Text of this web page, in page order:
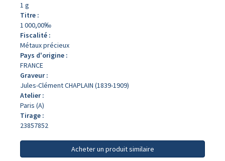
1 g
Titre :
1 000,00‰
Fiscalité :
Métaux précieux
Pays d'origine :
FRANCE
Graveur :
Jules-Clément CHAPLAIN (1839-1909)
Atelier :
Paris (A)
Tirage :
23857852
Acheter un produit similaire